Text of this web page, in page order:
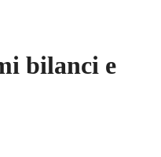
bilanci e